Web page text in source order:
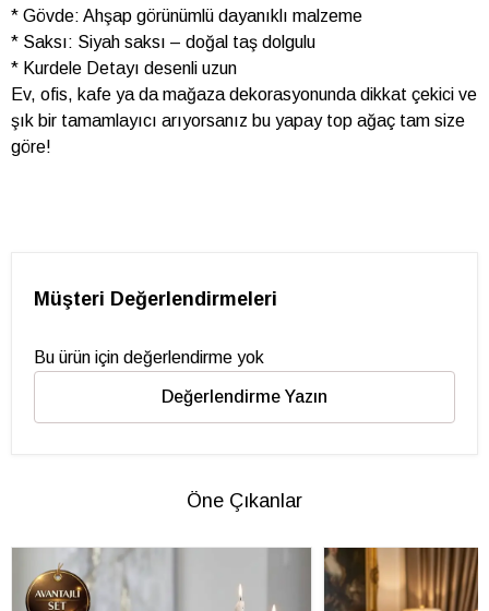
* Gövde: Ahşap görünümlü dayanıklı malzeme
* Saksı: Siyah saksı – doğal taş dolgulu
* Kurdele Detayı desenli uzun
Ev, ofis, kafe ya da mağaza dekorasyonunda dikkat çekici ve
şık bir tamamlayıcı arıyorsanız bu yapay top ağaç tam size
göre!
Müşteri Değerlendirmeleri
Bu ürün için değerlendirme yok
Değerlendirme Yazın
Öne Çıkanlar